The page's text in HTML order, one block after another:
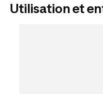
Utilisation et